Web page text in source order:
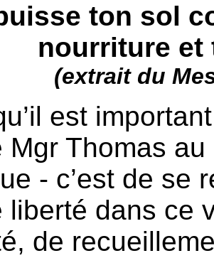
ton sol
nourriture et
(extrait du
est
Mgr Thomas
- c’est de se
liberté dans ce
de